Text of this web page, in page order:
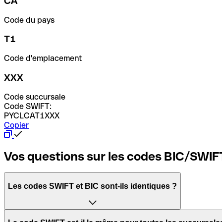
Code du pays
T1
Code d'emplacement
XXX
Code succursale
Code SWIFT:
PYCLCAT1XXX
Copier
Vos questions sur les codes BIC/
Les codes SWIFT et BIC sont-ils identiques ?